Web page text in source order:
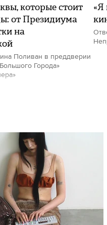
которые стоит
от Президиума
на
Поливан в преддверии
Города»
«Я